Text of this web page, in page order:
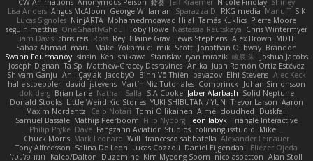
CW Animations Anonymous Person 鈴葵 Jeff Kraemer Nicole Findlay Shirley
Lisa Anders Angus McAloon George Willaman Sparazza D RKG media Manu T S K
Lucas Signoles NinjARTA Mohamedmoawad Hilal Tamás Kuklics Pierre Moore
seguin matthis OneGhastlyGhoul Toby Howe Nastassia Reutskaya Chris Wintermyer
Liam Davis chris reis Ross Rey Blaine Gray Lewis Stephens Alex Brown MDTH
Sabaz Ahmad maru Make Yokami c: mik Scott Jonathan Ojibway Brandon
Swann Fourmanoy sinsin Ken Ishikawa Stanislav ryan mrazik 峻辰 朱
Joshua Jacobs
Joseph Dignan Ta Sp Matthew-Gracey Desravines Anika Juan Ramón Ortiz Estévez
Shivam Ganju Anıl Çaylak JacobyO Bình Võ Thiên bavazov Elhi Stevens Alec Keck
halle stoeppler david jstevens Martín Niz Tutoriales Combrinck Johan Simonsson
dokiderg Brian Lane Nathan Salla S A Cooke Jaber Alarbash Solid Neptune
Donald Stooks Little Weird Kid Stories YUKI SHIBUTANI/ YUN Trevor Larson Aaron
Maxim Nordentz
Caio Notari Tomi Ollikainen Aimé cloudhed
Duskfall
Samuel Bassale Mathijs Peerboom Filip Nyborg leon labyk Triangle Interactive
Philip Pryke Dave Fangzahn Aviation Studios colinangusstudio Mike L.
Chuck Morris Mark Leonard Will francesco sabbatella Alexander Leinauer
Tony Alfredsson Salina De Leon Lucas Cozzoli Daniel Eijgendaal Eliézer Ojeda
תמר פלג טל
Kaleo/Dalton Duzemine Kim Myeong Soom nicolaspetton Alan Stoll